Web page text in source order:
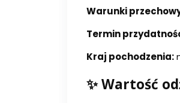
Warunki
Termin
Kraj pochodzenia:
✨ Wartość